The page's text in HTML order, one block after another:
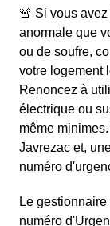
🚨 Si vous
anormale que
ou de soufre,
votre logement
Renoncez à
électrique ou
même
Javrezac et,
numéro
Le
numéro